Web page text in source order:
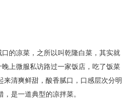
的凉菜，之所以叫乾隆白菜，其实就
上微服私访路过一家饭店，吃了饭菜
来清爽鲜甜，酸香腻口，口感层次分明
是一道典型的凉拌菜。